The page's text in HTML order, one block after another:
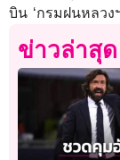
บิน ‘กรมฝนหลวง
ข่าวล่าสุด